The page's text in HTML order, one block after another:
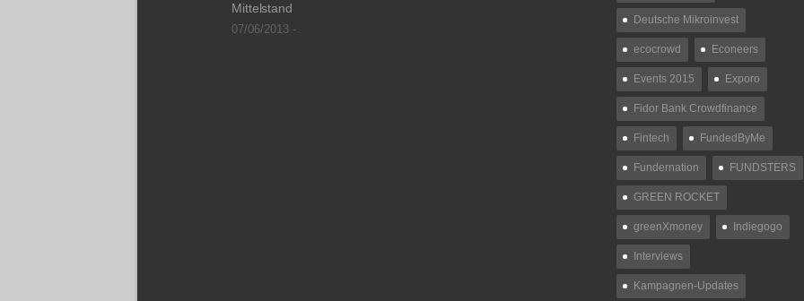
Mittelstand
07/06/2013 -
Deutsche Mikroinvest
ecocrowd Econeers
Events 2015 Exporo
Fidor Bank Crowdfinance
Fintech FundedByMe
Fundernation FUNDSTERS
GREEN ROCKET
greenXmoney Indiegogo
Interviews
Kampagnen-Updates